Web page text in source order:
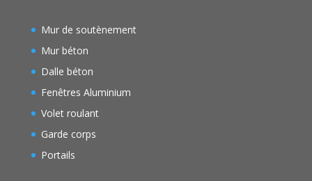
Mur de soutènement
Mur béton
Dalle béton
Fenêtres Aluminium
Volet roulant
Garde corps
Portails